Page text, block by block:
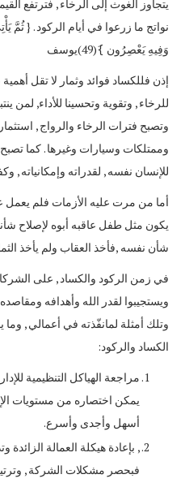
يتجاوز الغوث إلى الرخاء , فترتفع
نواتج ما زرعوا في أيام الركود . { ثُمَّ
وَفِيهِ يَعْصِرُون }َ(49)يوسف
إذن فللكساد فوائد وثمار لا تقل
للرخاء , وتقوية وتحسينا للأداء, لمن
وتصبح فترات الرخاء والرواج ,
وممتلكات وسيارات وغيرها . كما
للإنسان نفسه , لقدراته وإمكانياته ,
أما من مرت عليه الأزمات فلم يعمل
يكون مثل طفل عاقبه أبوه لإصلاح
شأن نفسه ,فأخذ العقاب ولم يأخذ
في زمن الركود والكساد , على
ويستجيبوا لقدر الله وأهدافه
وتلك أمثلة لمانفّذته في أعمالي ,
الكساد والركود:
مراجعة الهياكل التنظيمية
يمكن اختصاره من مستويات
أسهل وأجدى وأسرع.
, بإعادة هيكلة العمالة
فبحصر مشكلات الشركة ,